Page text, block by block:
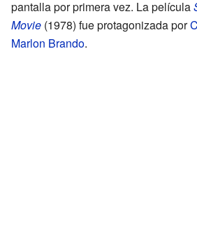
pantalla por primera vez. La película
Movie (1978) fue protagonizada por
Marlon Brando.